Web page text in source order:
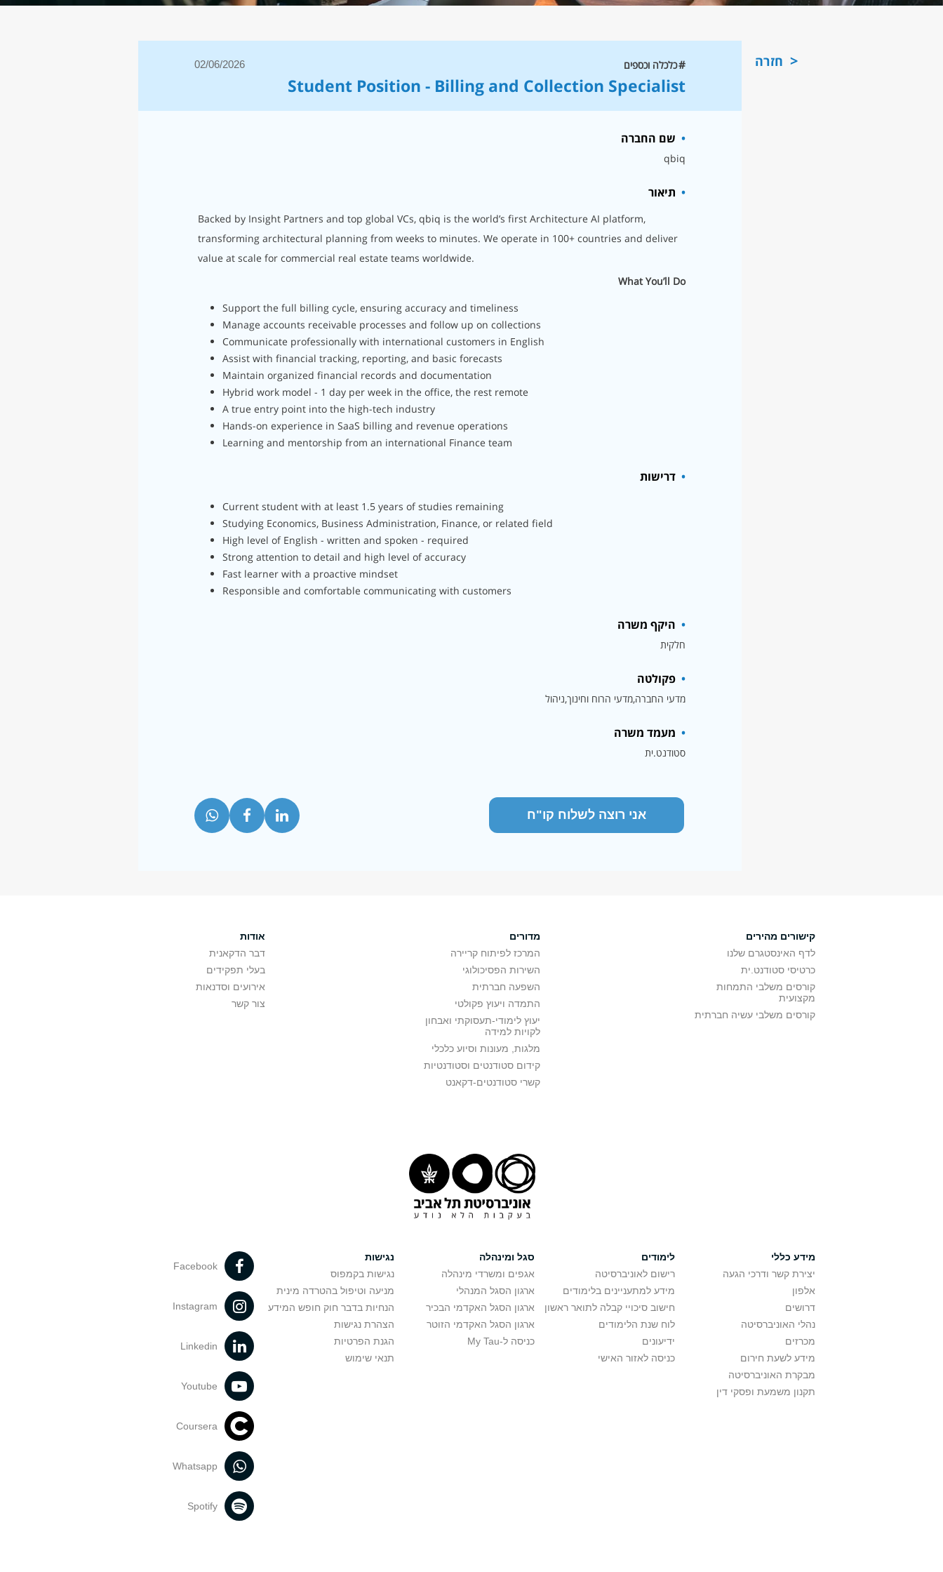
חזרה כלכלה וכספים 02/06/2026
Student Position - Billing and Collection Specialist
שם החברה
qbiq
תיאור
Backed by Insight Partners and top global VCs, qbiq is the world’s first Architecture AI platform,
transforming architectural planning from weeks to minutes. We operate in 100+ countries and deliver
value at scale for commercial real estate teams worldwide.
What You’ll Do
Support the full billing cycle, ensuring accuracy and timeliness
Manage accounts receivable processes and follow up on collections
Communicate professionally with international customers in English
Assist with financial tracking, reporting, and basic forecasts
Maintain organized financial records and documentation
Hybrid work model - 1 day per week in the office, the rest remote
A true entry point into the high-tech industry
Hands-on experience in SaaS billing and revenue operations
Learning and mentorship from an international Finance team
דרישות
Current student with at least 1.5 years of studies remaining
Studying Economics, Business Administration, Finance, or related field
High level of English - written and spoken - required
Strong attention to detail and high level of accuracy
Fast learner with a proactive mindset
Responsible and comfortable communicating with customers
היקף משרה
חלקית
פקולטה
מדעי החברהמדעי הרוח וחינוךניהול
מעמד משרה
סטודנט.ית
אני רוצה לשלוח קו"ח
קישורים מהירים
לדף האינסטגרם שלנו
כרטיסי סטודנט.ית
קורסים משלבי התמחות
מקצועית
קורסים משלבי עשיה חברתית
מדורים
המרכז לפיתוח קריירה
השירות הפסיכולוגי
השפעה חברתית
התמדה ויעוץ פקולטי
יעוץ לימודי-תעסוקתי ואבחון
לקויות למידה
מלגות, מעונות וסיוע כלכלי
קידום סטודנטים וסטודנטיות
קשרי סטודנטים-דקאנט
אודות
דבר הדקאנית
בעלי תפקידים
אירועים וסדנאות
צור קשר
מידע כללי
יצירת קשר ודרכי הגעה
אלפון
דרושים
נהלי האוניברסיטה
מכרזים
מידע לשעת חירום
מבקרת האוניברסיטה
תקנון משמעת ופסקי דין
לימודים
רישום לאוניברסיטה
מידע למתעניינים בלימודים
חישוב סיכויי קבלה לתואר ראשון
לוח שנת הלימודים
ידיעונים
כניסה לאזור האישי
סגל ומינהלה
אגפים ומשרדי מינהלה
ארגון הסגל המנהלי
ארגון הסגל האקדמי הבכיר
ארגון הסגל האקדמי הזוטר
כניסה ל-My Tau
נגישות
נגישות בקמפוס
מניעה וטיפול בהטרדה מינית
הנחיות בדבר חוק חופש המידע
הצהרת נגישות
הגנת הפרטיות
תנאי שימוש
Facebook
Instagram
Linkedin
Youtube
Coursera
Whatsapp
Spotify